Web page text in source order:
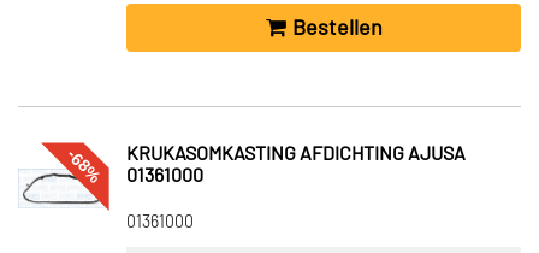
Bestellen
-68%
KRUKASOMKASTING AFDICHTING AJUSA
01361000
01361000